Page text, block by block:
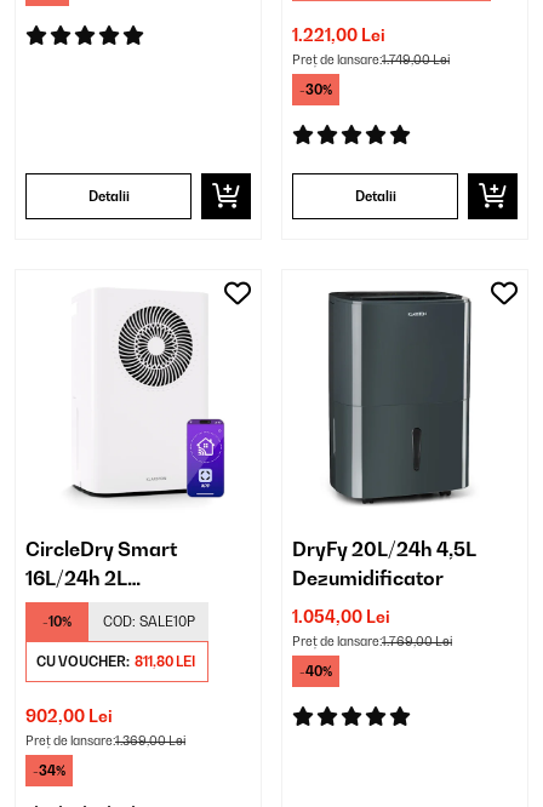
Detalii
1.221,00 Lei
Preț de lansare:1.749,00 Lei
-30%
Detalii
CircleDry Smart
16L/24h 2L
Dezumidificator
-10% COD: SALE10P
CU VOUCHER: 811,80 LEI
902,00 Lei
Preț de lansare:1.369,00 Lei
-34%
DryFy 20L/24h 4,5L
Dezumidificator
1.054,00 Lei
Preț de lansare:1.769,00 Lei
-40%